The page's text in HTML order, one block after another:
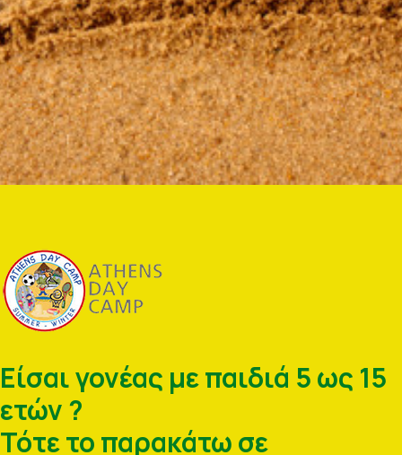
Είσαι γονέας με παιδιά 5 ως 15
ετών ?
Τότε το παρακάτω σε